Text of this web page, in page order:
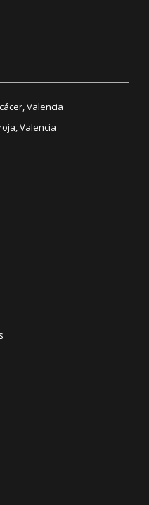
Valencia
Valencia